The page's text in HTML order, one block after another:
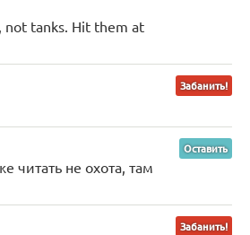
not tanks. Hit them at
Забанить!
Оставить
не охота, там
Забанить!